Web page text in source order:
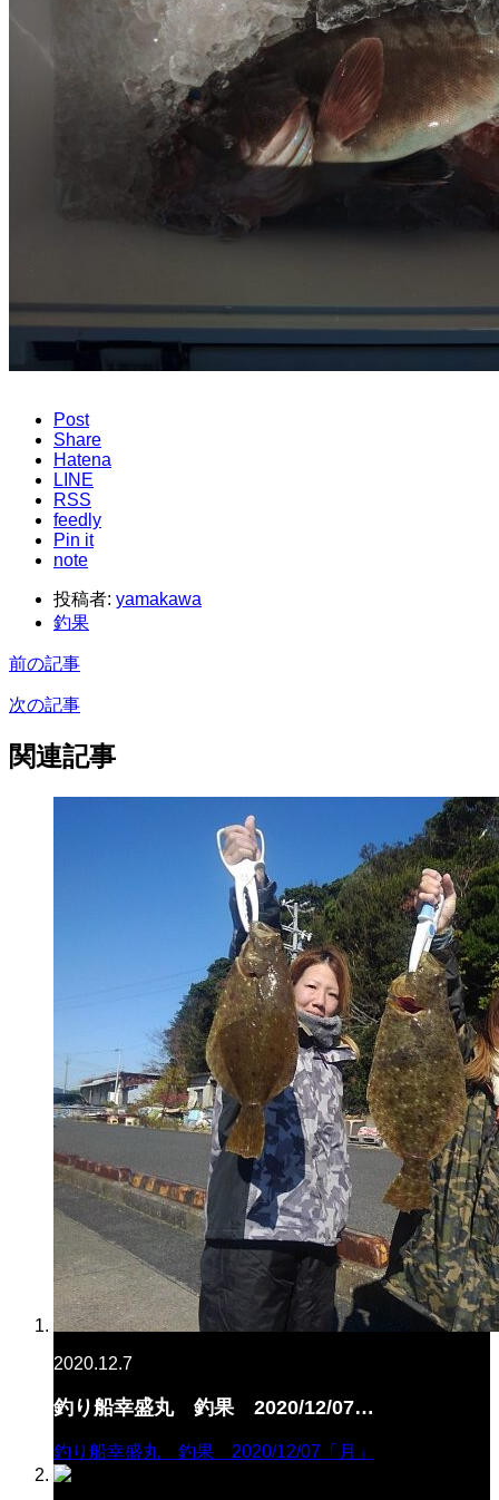
Post
Share
Hatena
LINE
RSS
feedly
Pin it
note
投稿者: yamakawa
釣果
前の記事
次の記事
関連記事
2020.12.7
釣り船幸盛丸 釣果 2020/12/07…
釣り船幸盛丸 釣果 2020/12/07「月」